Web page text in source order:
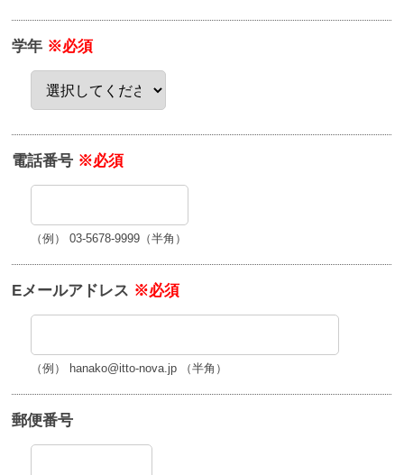
学年 ※必須
電話番号 ※必須
（例） 03-5678-9999（半角）
Eメールアドレス ※必須
（例） hanako@itto-nova.jp （半角）
郵便番号